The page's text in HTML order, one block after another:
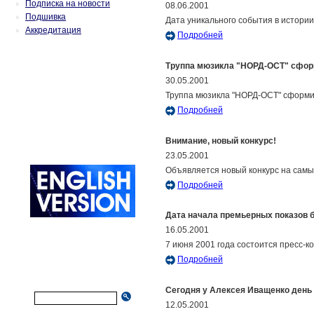
Подписка на новости
Подшивка
Аккредитация
08.06.2001
Дата уникального события в
Подробней
Труппа мюзикла "НОРД-ОСТ"
30.05.2001
Труппа мюзикла "НОРД-ОСТ"
Подробней
Внимание, новый конкурс!
23.05.2001
Объявляется новый конкурс на
Подробней
Дата начала премьерных показов
16.05.2001
7 июня 2001 года состоится
Подробней
Сегодня у Алексея Иващенко
12.05.2001